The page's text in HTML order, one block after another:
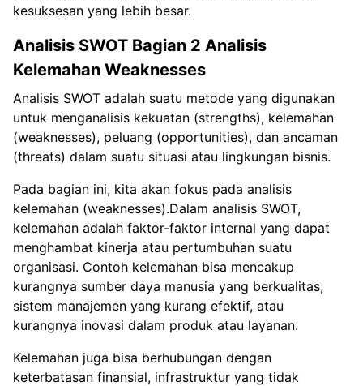
kesuksesan yang lebih besar.
Analisis SWOT Bagian 2 Analisis
Kelemahan Weaknesses
Analisis SWOT adalah suatu metode yang digunakan
untuk menganalisis kekuatan (strengths), kelemahan
(weaknesses), peluang (opportunities), dan ancaman
(threats) dalam suatu situasi atau lingkungan bisnis.
Pada bagian ini, kita akan fokus pada analisis
kelemahan (weaknesses).Dalam analisis SWOT,
kelemahan adalah faktor-faktor internal yang dapat
menghambat kinerja atau pertumbuhan suatu
organisasi. Contoh kelemahan bisa mencakup
kurangnya sumber daya manusia yang berkualitas,
sistem manajemen yang kurang efektif, atau
kurangnya inovasi dalam produk atau layanan.
Kelemahan juga bisa berhubungan dengan
keterbatasan finansial, infrastruktur yang tidak